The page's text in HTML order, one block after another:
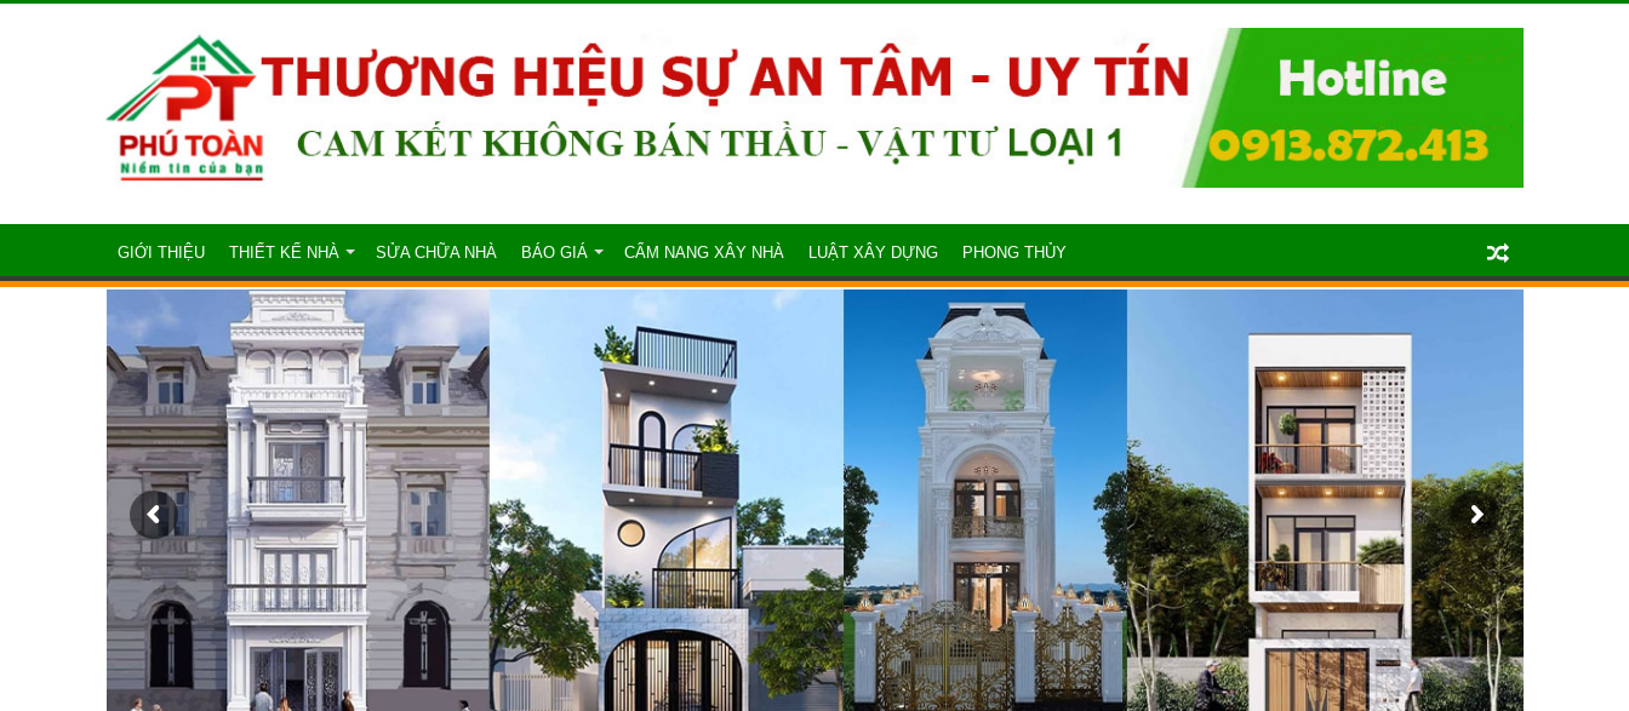
GIỚI THIỆU THIẾT KẾ NHÀ SỬA CHỮA NHÀ BÁO GIÁ CẨM NANG XÂY NHÀ LUẬT XÂY DỰNG PHONG THỦY